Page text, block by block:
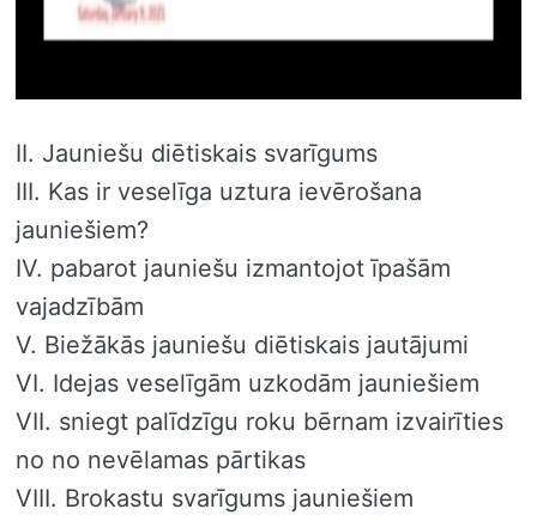
II. Jauniešu diētiskais svarīgums
III. Kas ir veselīga uztura ievērošana
jauniešiem?
IV. pabarot jauniešu izmantojot īpašām
vajadzībām
V. Biežākās jauniešu diētiskais jautājumi
VI. Idejas veselīgām uzkodām jauniešiem
VII. sniegt palīdzīgu roku bērnam izvairīties
no no nevēlamas pārtikas
VIII. Brokastu svarīgums jauniešiem